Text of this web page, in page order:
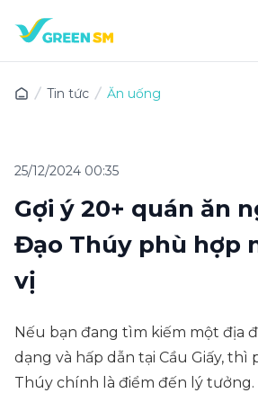
Tin tức Ăn uống
25/12/2024 00:35
Gợi ý 20+ quán ăn
Đạo Thúy phù hợp
vị
Nếu bạn đang tìm kiếm một địa
dạng và hấp dẫn tại Cầu Giấy, thì
Thúy chính là điểm đến lý tưởng.